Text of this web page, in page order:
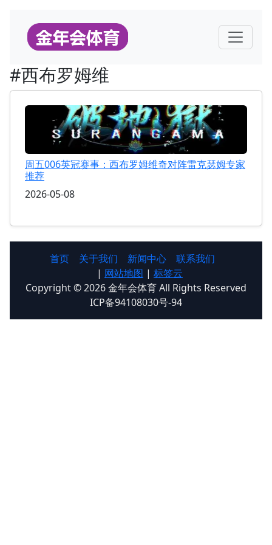
#西布罗姆维
周五006英冠赛事：西布罗姆维奇对阵雷克瑟姆专家
推荐
2026-05-08
首页 关于我们 新闻中心
联系我们
| 网站地图 | 标签云
Copyright © 2026 金年会体育 All Rights Reserved
ICP备94108030号-94